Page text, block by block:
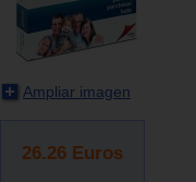
Ampliar imagen
26.26 Euros